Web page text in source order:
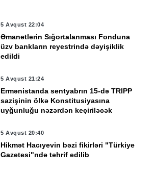
5 Avqust 22:04
Əmanətlərin Sığortalanması Fonduna
üzv bankların reyestrində dəyişiklik
edildi
5 Avqust 21:24
Ermənistanda sentyabrın 15-də TRIPP
sazişinin ölkə Konstitusiyasına
uyğunluğu nəzərdən keçiriləcək
5 Avqust 20:40
Hikmət Hacıyevin bəzi fikirləri "Türkiye
Gazetesi"ndə təhrif edilib